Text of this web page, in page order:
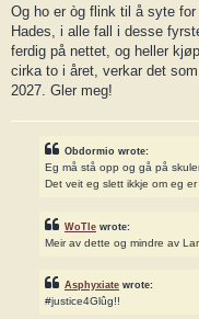
Og ho er òg flink til å syte
Hades, i alle fall i desse
ferdig på nettet, og heller
cirka to i året, verkar det
2027. Gler meg!
Obdormio wrote:
Eg må stå opp og gå på
Det veit eg slett ikkje om eg
WoTle wrote:
Meir av dette og mindre av
Asphyxiate wrote:
#justice4Glûg!!